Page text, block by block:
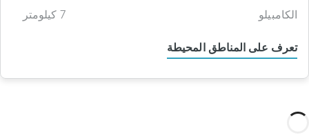
الكامبيلو
7 كيلومتر
تعرف على المناطق المحيطة